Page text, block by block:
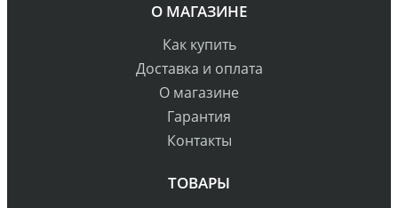
О МАГАЗИНЕ
Как купить
Доставка и оплата
О магазине
Гарантия
Контакты
ТОВАРЫ